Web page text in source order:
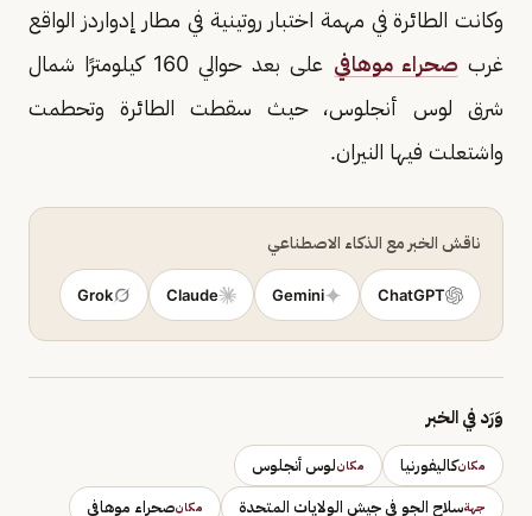
وكانت الطائرة في مهمة اختبار روتينية في مطار إدواردز الواقع
غرب صحراء موهافي
على بعد حوالي 160 كيلومترًا شمال
شرق لوس أنجلوس، حيث سقطت الطائرة وتحطمت
واشتعلت فيها النيران.
ناقش الخبر مع الذكاء الاصطناعي
ChatGPT
Gemini
Claude
Grok
وَرَد في الخبر
مكانكاليفورنيا مكانلوس أنجلوس
جهةسلاح الجو في جيش الولايات المتحدة مكانصحراء موهافي